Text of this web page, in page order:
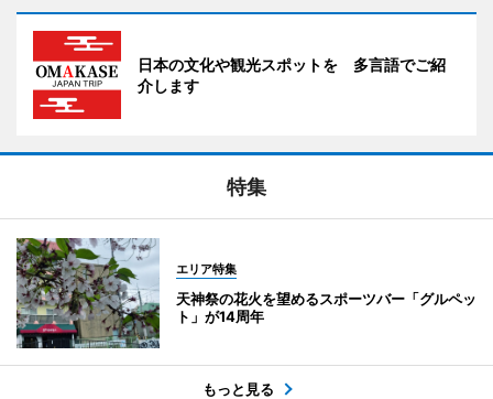
日本の文化や観光スポットを 多言語でご紹
介します
特集
エリア特集
天神祭の花火を望めるスポーツバー「グルペッ
ト」が14周年
もっと見る